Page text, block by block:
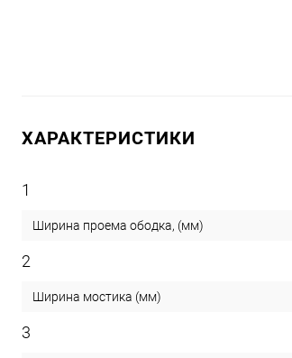
ХАРАКТЕРИСТИКИ
1
Ширина проема ободка, (мм)
2
Ширина мостика (мм)
3